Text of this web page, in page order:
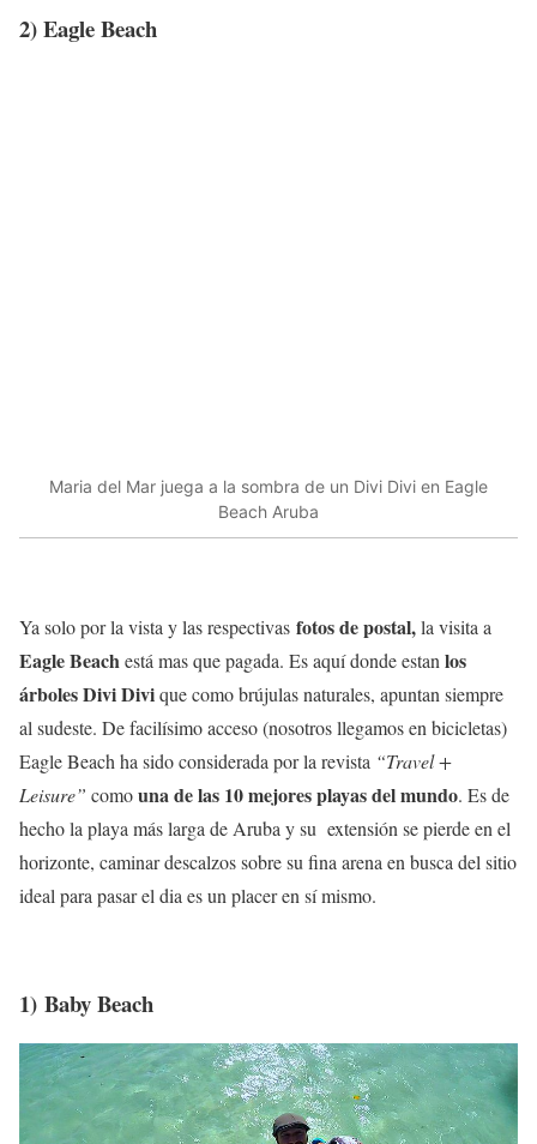
2) Eagle Beach
Maria del Mar juega a la sombra de un Divi Divi en Eagle
Beach Aruba
Ya solo por la vista y las respectivas fotos de postal,la visita a
Eagle Beachestá mas que pagada. Es aquí donde estan los
árboles Divi Divique como brújulas naturales, apuntan siempre
al sudeste. De facilísimo acceso (nosotros llegamos en bicicletas)
Eagle Beach ha sido considerada por la revista “Travel +
Leisure” comouna de las 10 mejores playas del mundo. Es de
hecho la playa más larga de Aruba y su extensión se pierde en el
horizonte, caminar descalzos sobre su fina arena en busca del sitio
ideal para pasar el dia es un placer en sí mismo.
1) Baby Beach